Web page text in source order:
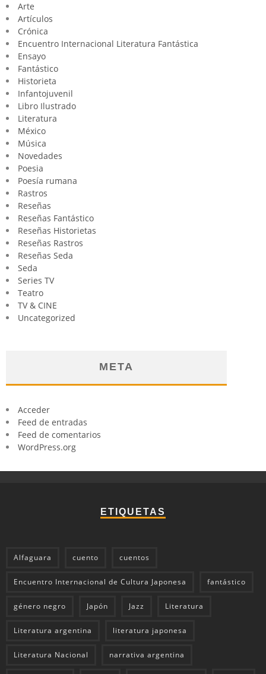
Arte
Artículos
Crónica
Encuentro Internacional Literatura Fantástica
Ensayo
Fantástico
Historieta
Infantojuvenil
Libro Ilustrado
Literatura
México
Música
Novedades
Poesia
Poesía rumana
Rastros
Reseñas
Reseñas Fantástico
Reseñas Historietas
Reseñas Rastros
Reseñas Seda
Seda
Series TV
Teatro
TV & CINE
Uncategorized
META
Acceder
Feed de entradas
Feed de comentarios
WordPress.org
ETIQUETAS
Alfaguara cuento cuentos
Encuentro Internacional de Cultura Japonesa fantástico
género negro Japón Jazz Literatura
Literatura argentina literatura japonesa
Literatura Nacional narrativa argentina